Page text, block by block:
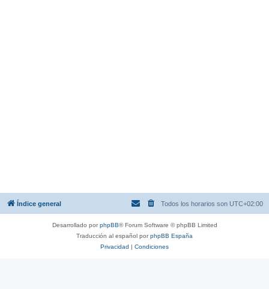
Índice general Todos los horarios son UTC+02:00
Desarrollado porphpBB® Forum Software © phpBB Limited
Traducción al español porphpBB España
Privacidad
Condiciones